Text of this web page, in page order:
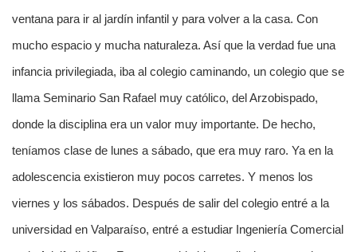
ventana para ir al jardín infantil y para volver a la casa. Con
mucho espacio y mucha naturaleza. Así que la verdad fue una
infancia privilegiada, iba al colegio caminando, un colegio que se
llama Seminario San Rafael muy católico, del Arzobispado,
donde la disciplina era un valor muy importante. De hecho,
teníamos clase de lunes a sábado, que era muy raro. Ya en la
adolescencia existieron muy pocos carretes. Y menos los
viernes y los sábados. Después de salir del colegio entré a la
universidad en Valparaíso, entré a estudiar Ingeniería Comercial